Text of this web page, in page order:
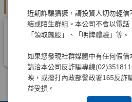
近期詐騙猖獗，請投資人切勿輕
結或陌生群組。本公司不會以電話
「領取飆股」、「明牌體驗」等。
如果您發現社群媒體中有任何假借
請洽本公司反詐騙專線
映，或撥打內政部警政署165反詐
益受損。